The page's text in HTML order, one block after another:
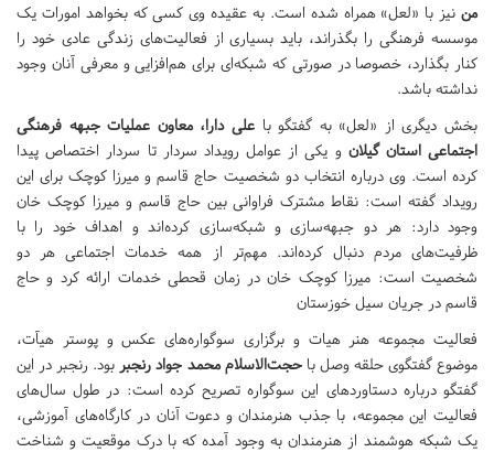
من نیز با «لعل» همراه شده است. به عقیده وی کسی که بخواهد امورات یک
موسسه فرهنگی را بگذراند، باید بسیاری از فعالیت‌های زندگی عادی خود را
کنار بگذارد، خصوصا در صورتی که شبکه‌ای برای هم‌افزایی و معرفی آنان وجود
نداشته باشد.
بخش دیگری از «لعل» به گفتگو باعلی دارا، معاون عملیات جبهه فرهنگی
اجتماعی استان گیلان و یکی از عوامل رویداد سردار تا سردار اختصاص پیدا
کرده است. وی درباره انتخاب دو شخصیت حاج قاسم و میرزا کوچک برای این
رویداد گفته است: نقاط مشترک فراوانی بین حاج قاسم و میرزا کوچک خان
وجود دارد: هر دو جبهه‌سازی و شبکه‌سازی کرده‌اند و اهداف خود را با
ظرفیت‌های مردم دنبال کرده‌اند. مهم‌تر از همه خدمات اجتماعی هر دو
شخصیت است: میرزا کوچک خان در زمان قحطی خدمات ارائه کرد و حاج
قاسم در جریان سیل خوزستان
فعالیت مجموعه هنر هیات و برگزاری سوگواره‌های عکس و پوستر هیآت،
موضوع گفتگوی حلقه وصل باحجت‌الاسلام محمد جواد رنجبر بود. رنجبر در این
گفتگو درباره دستاوردهای این سوگواره تصریح کرده است: در طول سال‌های
فعالیت این مجموعه، با جذب هنرمندان و دعوت آنان در کارگاه‌های آموزشی،
یک شبکه هوشمند از هنرمندان به وجود آمده که با درک موقعیت و شناخت